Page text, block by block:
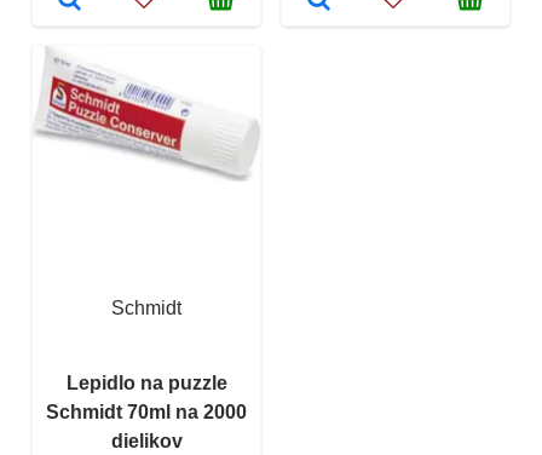
Schmidt
Lepidlo na puzzle
Schmidt 70ml na 2000
dielikov